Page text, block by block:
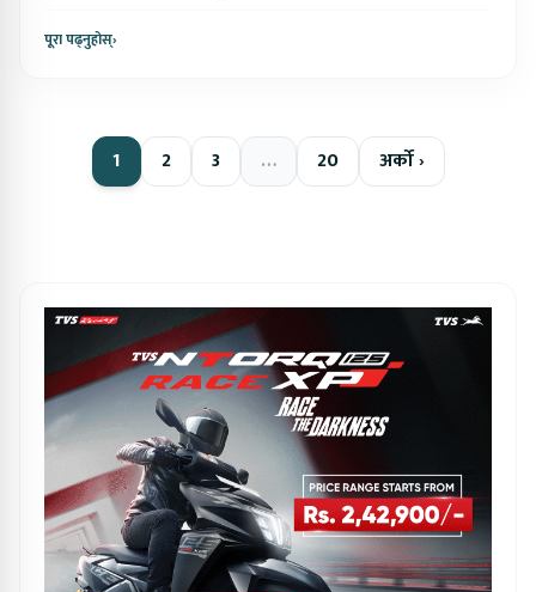
पूरा पढ्नुहोस्›
1 2 3 … 20 अर्को ›